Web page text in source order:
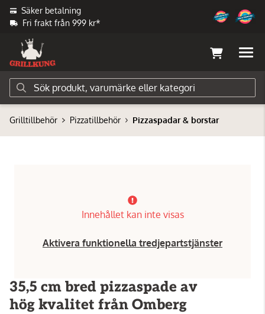
Säker betalning
Fri frakt från 999 kr*
Grilltillbehör Pizzatillbehör Pizzaspadar & borstar
Innehållet kan inte visas
Aktivera funktionella tredjepartstjänster
35,5 cm bred pizzaspade av
hög kvalitet från Omberg